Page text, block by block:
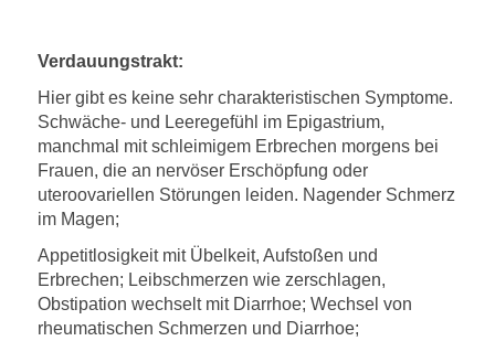
Verdauungstrakt:
Hier gibt es keine sehr charakteristischen Symptome.
Schwäche- und Leeregefühl im Epigastrium,
manchmal mit schleimigem Erbrechen morgens bei
Frauen, die an nervöser Erschöpfung oder
uteroovariellen Störungen leiden. Nagender Schmerz
im Magen;
Appetitlosigkeit mit Übelkeit, Aufstoßen und
Erbrechen; Leibschmerzen wie zerschlagen,
Obstipation wechselt mit Diarrhoe; Wechsel von
rheumatischen Schmerzen und Diarrhoe;